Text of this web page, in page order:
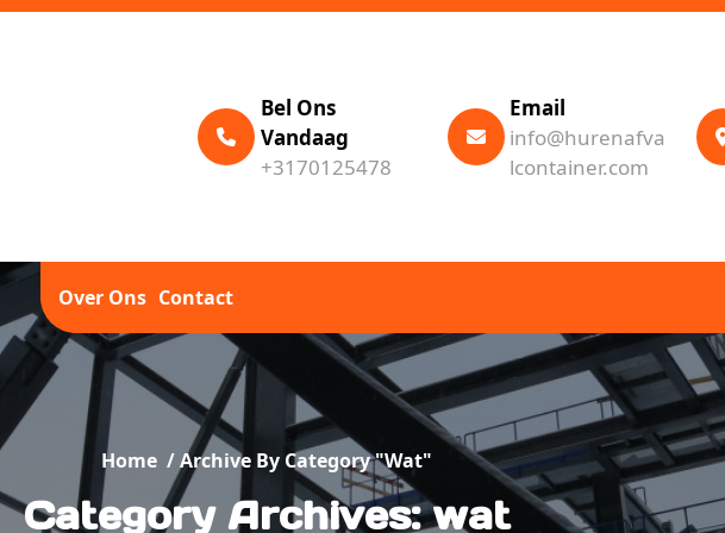
Bel Ons
Vandaag
+3170125478
Email
info@hurenafva
lcontainer.com
Over Ons Contact
Home /Archive By Category "wat"
Category Archives: wat